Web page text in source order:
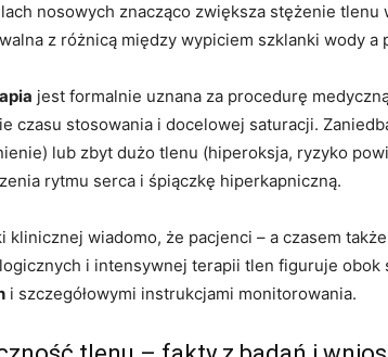
nosowych znacząco zwiększa stężenie
z różnicą między wypiciem szklanki wody
jest formalnie uznana za procedurę
czasu stosowania i docelowej saturacji.
lub zbyt dużo tlenu (hiperoksja, ryzyko
rytmu serca i śpiączkę hiperkapniczną.
klinicznej wiadomo, że pacjenci – a czasem
i intensywnej terapii tlen figuruje obok
i szczegółowymi instrukcjami monitorowania.